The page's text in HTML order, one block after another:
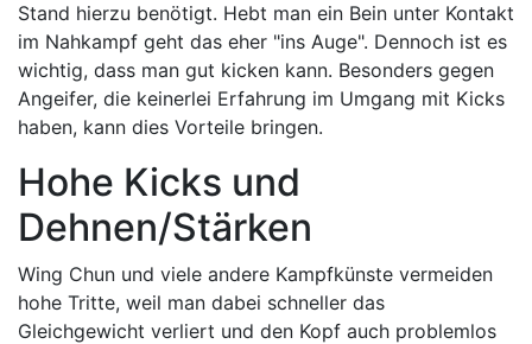
Stand hierzu benötigt. Hebt man ein Bein unter Kontakt
im Nahkampf geht das eher "ins Auge". Dennoch ist es
wichtig, dass man gut kicken kann. Besonders gegen
Angeifer, die keinerlei Erfahrung im Umgang mit Kicks
haben, kann dies Vorteile bringen.
Hohe Kicks und
Dehnen/Stärken
Wing Chun und viele andere Kampfkünste vermeiden
hohe Tritte, weil man dabei schneller das
Gleichgewicht verliert und den Kopf auch problemlos